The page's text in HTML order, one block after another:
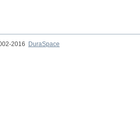
2016
DuraSpace